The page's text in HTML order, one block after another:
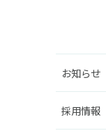
お知らせ
採用情報